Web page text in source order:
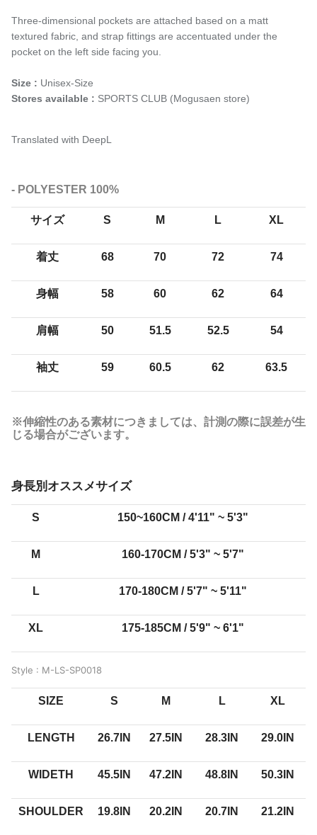
Three-dimensional pockets are attached based on a matt
textured fabric, and strap fittings are accentuated under the
pocket on the left side facing you.
Size : Unisex-Size
Stores available : SPORTS CLUB (Mogusaen store)
Translated with DeepL
- POLYESTER 100%
サイズ S M L XL
着丈 68 70 72 74
身幅 58 60 62 64
肩幅 50 51.5 52.5 54
袖丈 59 60.5 62 63.5
※伸縮性のある素材につきましては、計測の際に誤差が生
じる場合がございます。
身長別オススメサイズ
S 150~160CM /4'11" ~ 5'3"
M 160-170CM /5'3" ~ 5'7"
L 170-180CM /5'7" ~ 5'11"
XL 175-185CM /5'9" ~ 6'1"
Style : M-LS-SP0018
SIZE S M L XL
LENGTH 26.7IN 27.5IN 28.3IN 29.0IN
WIDETH 45.5IN 47.2IN 48.8IN 50.3IN
SHOULDER 19.8IN 20.2IN 20.7IN 21.2IN